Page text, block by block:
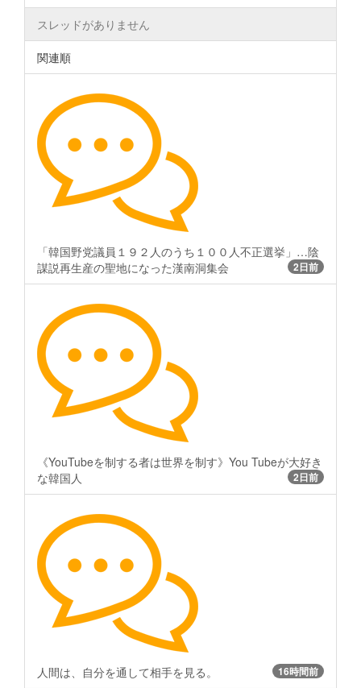
スレッドがありません
関連順
「韓国野党議員１９２人のうち１００人不正選挙」…陰
謀説再生産の聖地になった漢南洞集会
2日前
《YouTubeを制する者は世界を制す》You Tubeが大好き
な韓国人
2日前
人間は、自分を通して相手を見る。 16時間前